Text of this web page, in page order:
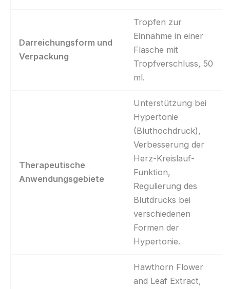
Darreichungsform und
Verpackung
Tropfen zur
Einnahme in einer
Flasche mit
Tropfverschluss, 50
ml.
Therapeutische
Anwendungsgebiete
Unterstützung bei
Hypertonie
(Bluthochdruck),
Verbesserung der
Herz-Kreislauf-
Funktion,
Regulierung des
Blutdrucks bei
verschiedenen
Formen der
Hypertonie.
Hawthorn Flower
and Leaf Extract,